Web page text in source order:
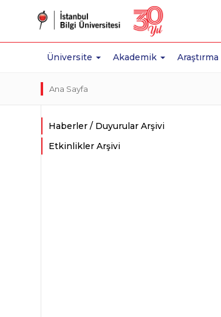
Üniversite Akademik Araştırma
Ana Sayfa
Haberler / Duyurular Arşivi
Etkinlikler Arşivi